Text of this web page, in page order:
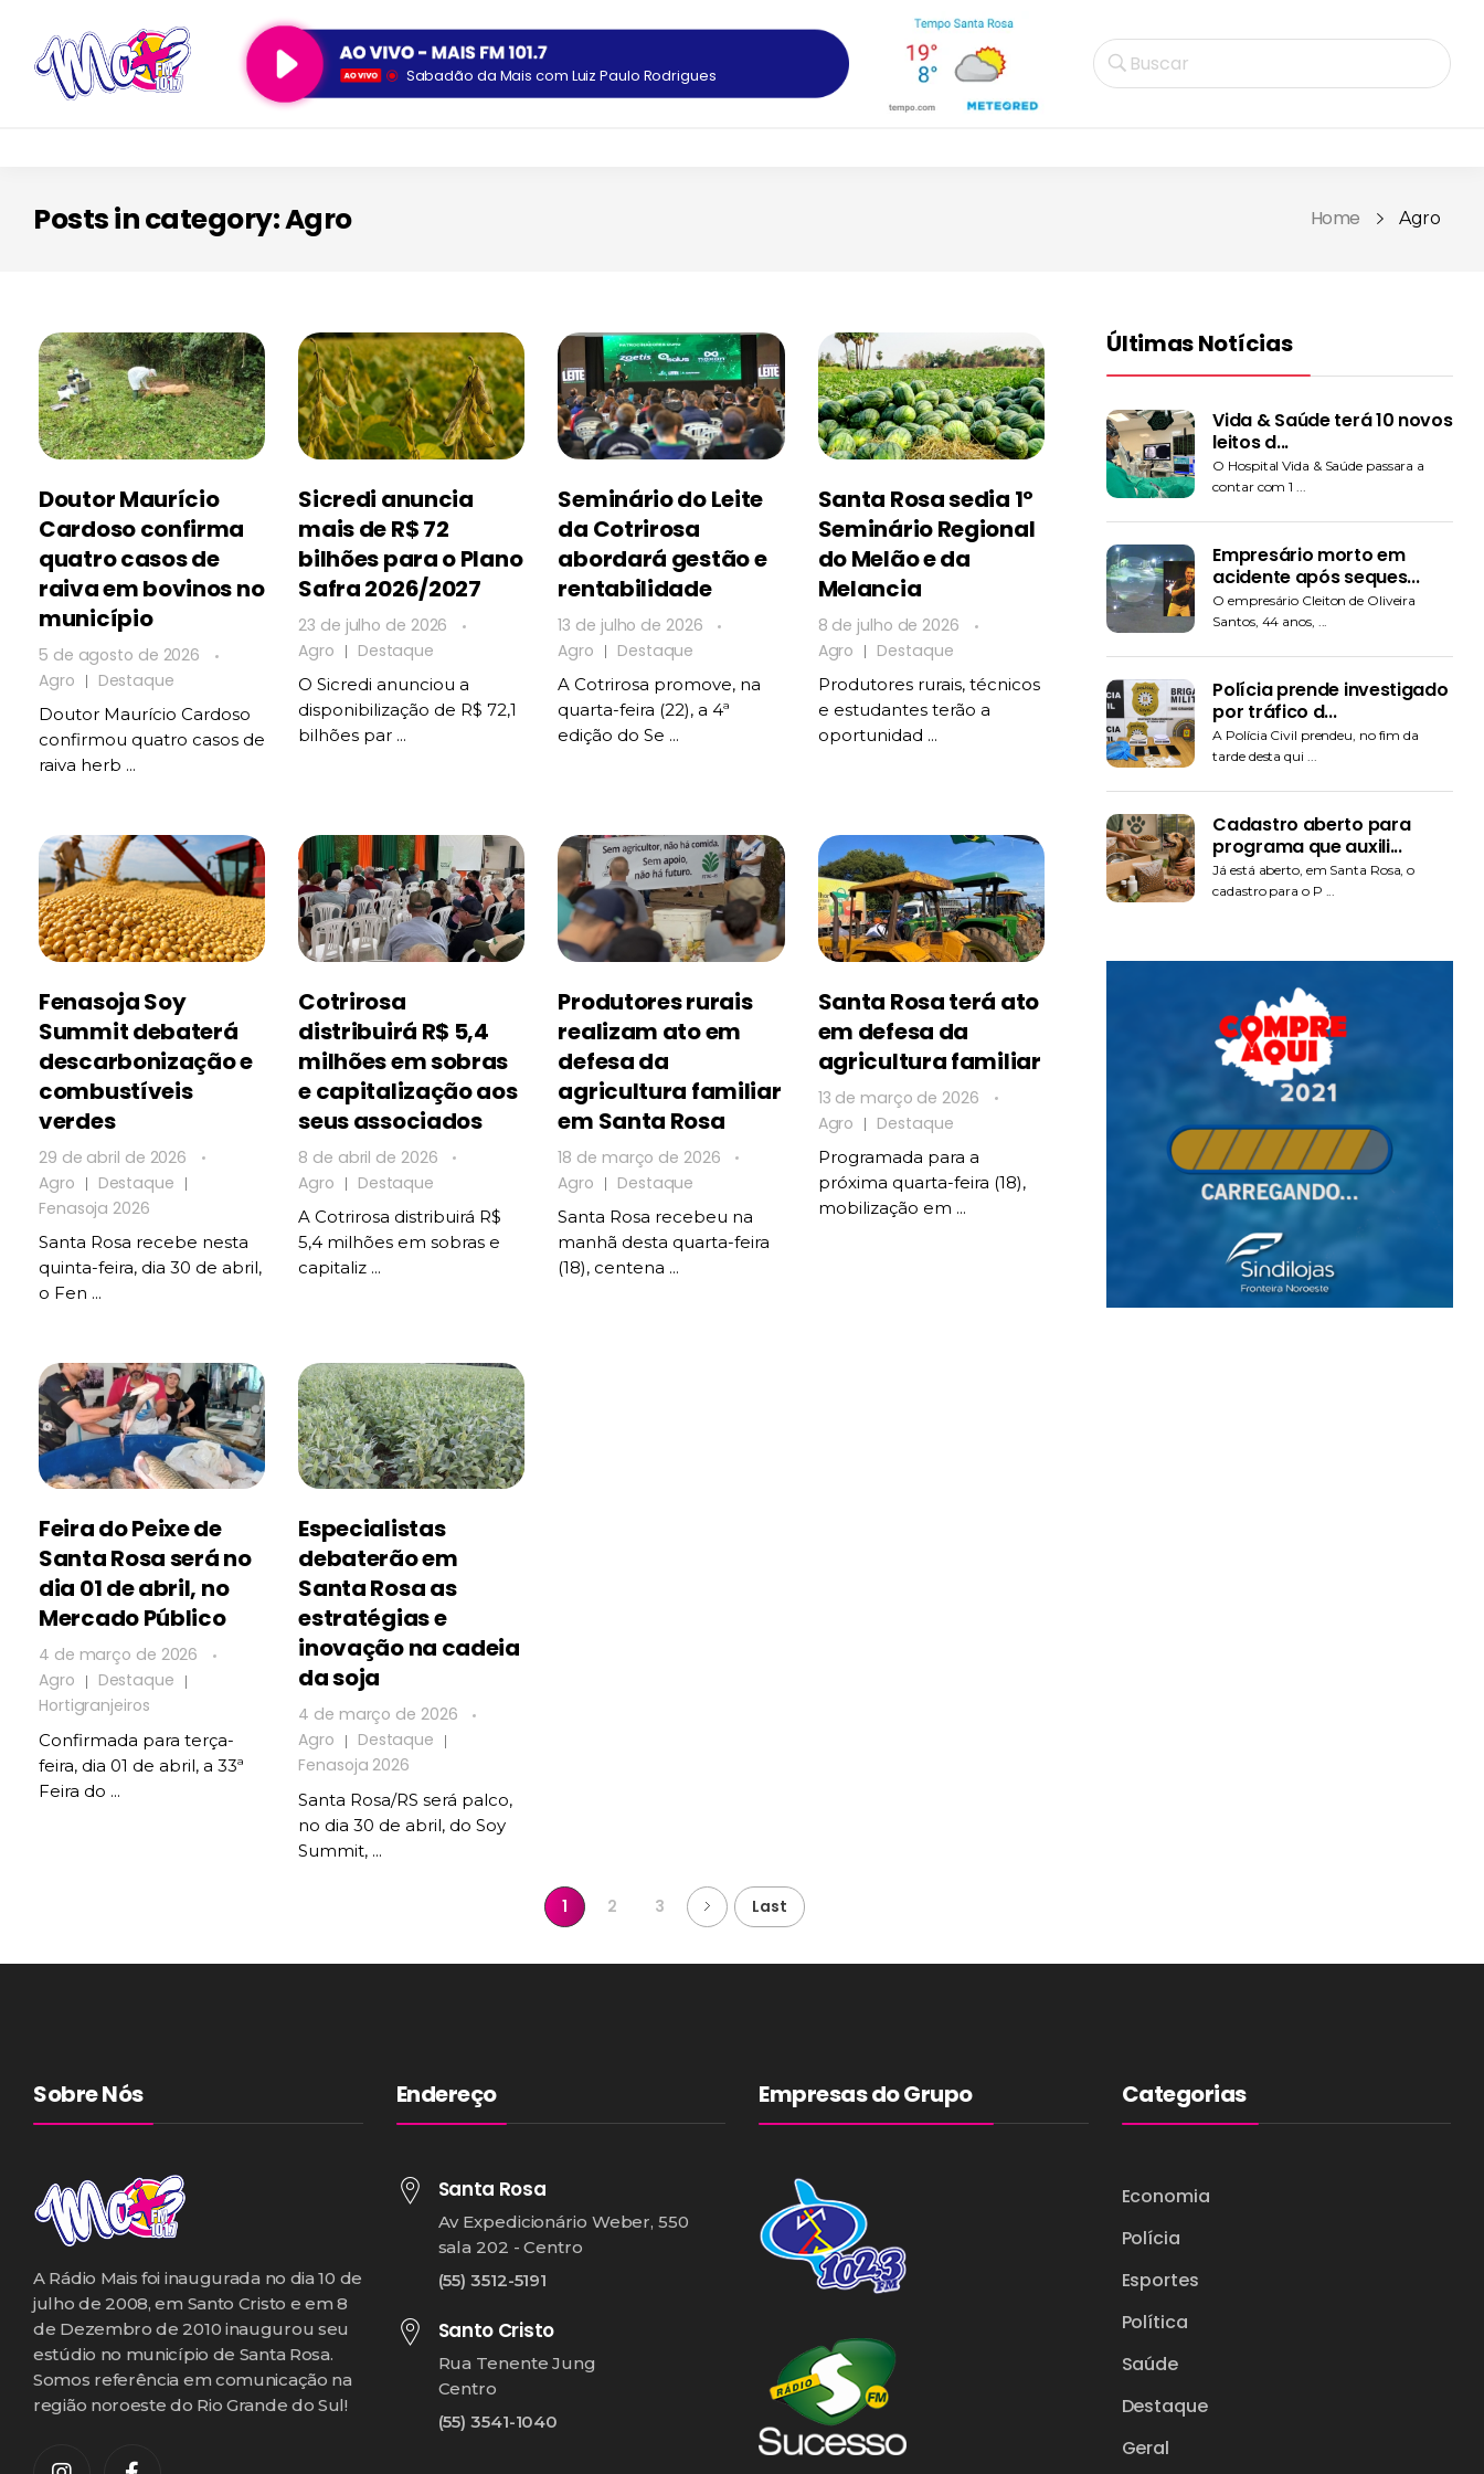
Sabadão da Mais com Luiz Paulo Rodrigues Buscar
Home Agro
Posts in category: Agro
Doutor Maurício
Cardoso confirma
quatro casos de
raiva em bovinos no
município
5 de agosto de 2026
Agro
Destaque
Doutor Maurício Cardoso
confirmou quatro casos de
raiva herb ...
Sicredi anuncia
mais de R$ 72
bilhões para o Plano
Safra 2026/2027
23 de julho de 2026
Agro
Destaque
O Sicredi anunciou a
disponibilização de R$ 72,1
bilhões par ...
Seminário do Leite
da Cotrirosa
abordará gestão e
rentabilidade
13 de julho de 2026
Agro
Destaque
A Cotrirosa promove, na
quarta-feira (22), a 4ª
edição do Se ...
Santa Rosa sedia 1º
Seminário Regional
do Melão e da
Melancia
8 de julho de 2026
Agro
Destaque
Produtores rurais, técnicos
e estudantes terão a
oportunidad ...
Fenasoja Soy
Summit debaterá
descarbonização e
combustíveis
verdes
29 de abril de 2026
Agro
Destaque
Fenasoja 2026
Santa Rosa recebe nesta
quinta-feira, dia 30 de abril,
o Fen ...
Cotrirosa
distribuirá R$ 5,4
milhões em sobras
e capitalização aos
seus associados
8 de abril de 2026
Agro
Destaque
A Cotrirosa distribuirá R$
5,4 milhões em sobras e
capitaliz ...
Produtores rurais
realizam ato em
defesa da
agricultura familiar
em Santa Rosa
18 de março de 2026
Agro
Destaque
Santa Rosa recebeu na
manhã desta quarta-feira
(18), centena ...
Santa Rosa terá ato
em defesa da
agricultura familiar
13 de março de 2026
Agro
Destaque
Programada para a
próxima quarta-feira (18),
mobilização em ...
Feira do Peixe de
Santa Rosa será no
dia 01 de abril, no
Mercado Público
4 de março de 2026
Agro
Destaque
Hortigranjeiros
Confirmada para terça-
feira, dia 01 de abril, a 33ª
Feira do ...
Especialistas
debaterão em
Santa Rosa as
estratégias e
inovação na cadeia
da soja
4 de março de 2026
Agro
Destaque
Fenasoja 2026
Santa Rosa/RS será palco,
no dia 30 de abril, do Soy
Summit, ...
1 2 3 Last
Últimas Notícias
Vida & Saúde terá 10 novos
leitos d...
O Hospital Vida & Saúde passara a
contar com 1 ...
Empresário morto em
acidente após seques...
O empresário Cleiton de Oliveira
Santos, 44 anos, ...
Polícia prende investigado
por tráfico d...
A Polícia Civil prendeu, no fim da
tarde desta qui ...
Cadastro aberto para
programa que auxili...
Já está aberto, em Santa Rosa, o
cadastro para o P ...
Sobre Nós
A Rádio Mais foi inaugurada no dia 10 de
julho de 2008, em Santo Cristo e em 8
de Dezembro de 2010 inaugurou seu
estúdio no município de Santa Rosa.
Somos referência em comunicação na
região noroeste do Rio Grande do Sul!
Endereço
Santa Rosa
Av Expedicionário Weber, 550
sala 202 - Centro
(55) 3512-5191
Santo Cristo
Rua Tenente Jung
Centro
(55) 3541-1040
Empresas do Grupo Categorias
Economia
Polícia
Esportes
Política
Saúde
Destaque
Geral